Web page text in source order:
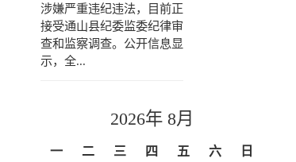
涉嫌严重违纪违法，目前正
接受通山县纪委监委纪律审
查和监察调查。公开信息显
示，全...
2026年 8月
一 二 三 四 五 六 日